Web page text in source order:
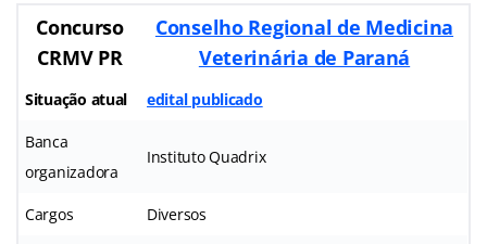
Concurso
CRMV PR
Conselho Regional de Medicina
Veterinária de Paraná
Situação atual edital publicado
Banca
organizadora
Instituto Quadrix
Cargos Diversos